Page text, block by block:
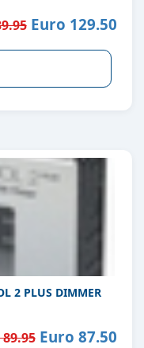
Euro 129.50
2 PLUS DIMMER
Euro 87.50